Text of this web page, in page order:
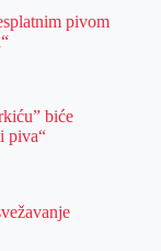
pivom
biće
piva“